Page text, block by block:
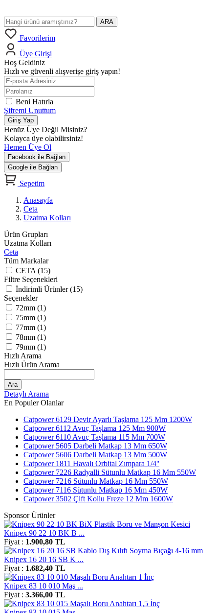
ARA
Favorilerim
Üye Girişi
Hoş Geldiniz
Hızlı ve güvenli alışverişe giriş yapın!
Beni Hatırla
Şifremi Unuttum
Giriş Yap
Henüz Üye Değil Misiniz?
Kolayca üye olabilirsiniz!
Hemen Üye Ol
Facebook ile Bağlan
Google ile Bağlan
Sepetim
Anasayfa
Ceta
Uzatma Kolları
Ürün Grupları
Uzatma Kolları
Ceta
Tüm Markalar
CETA (15)
Filtre Seçenekleri
İndirimli Ürünler (15)
Seçenekler
72mm (1)
75mm (1)
77mm (1)
78mm (1)
79mm (1)
Hızlı Arama
Hızlı Ürün Arama
Ara
Detaylı Arama
En Populer Olanlar
Catpower 6129 Devir Ayarlı Taşlama 125 Mm 1200W
Catpower 6112 Avuç Taşlama 125 Mm 900W
Catpower 6110 Avuç Taşlama 115 Mm 700W
Catpower 5605 Darbeli Matkap 13 Mm 650W
Catpower 5606 Darbeli Matkap 13 Mm 500W
Catpower 1811 Havalı Orbital Zımpara 1/4''
Catpower 7226 Radyalli Sütunlu Matkap 16 Mm 550W
Catpower 7216 Sütunlu Matkap 16 Mm 550W
Catpower 7116 Sütunlu Matkap 16 Mm 450W
Catpower 3502 Çift Kollu Freze 12 Mm 1600W
Sponsor Ürünler
Knipex 90 22 10 BK B ...
Fiyat : 1.900,80 TL
Knipex 16 20 16 SB K ...
Fiyat : 1.682,40 TL
Knipex 83 10 010 Maş ...
Fiyat : 3.366,00 TL